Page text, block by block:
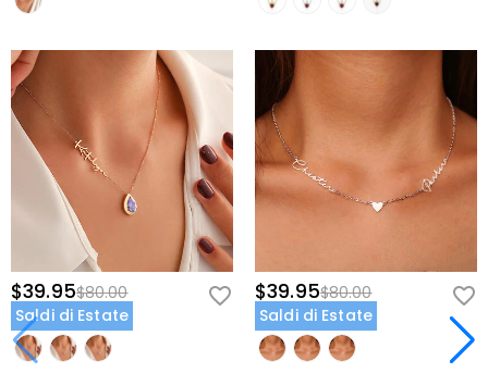
$39.95$80.00
Saldi di Estate
$39.95$80.00
Saldi di Estate